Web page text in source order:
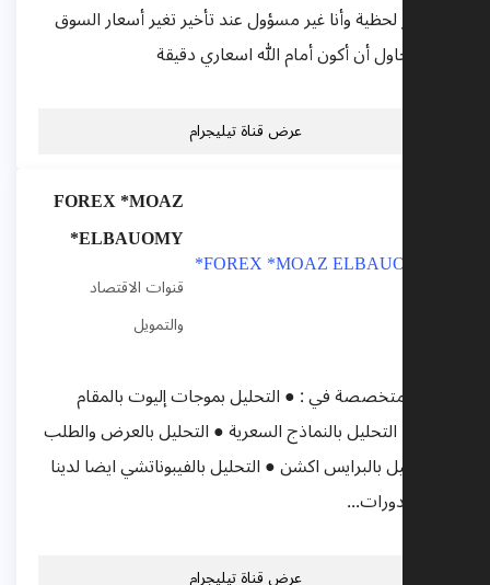
لحظية وأنا غير مسؤول عند تأخير تغير أسعار السوق
أحاول أن أكون أمام الله اسعاري دقيقة
عرض قناة تيليجرام
FOREX *MOAZ
ELBAUOMY*
قنوات الاقتصاد
والتمويل
متخصصة في : ● التحليل بموجات إليوت بالمقام
● التحليل بالنماذج السعرية ● التحليل بالعرض والطلب
بالبرايس اكشن ● التحليل بالفيبوناتشي ايضا لدينا
دورات...
عرض قناة تيليجرام